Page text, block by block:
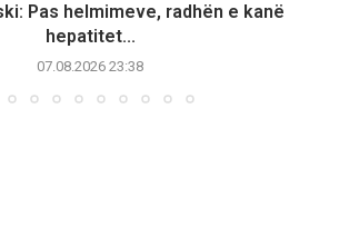
Pas helmimeve, radhën e kanë
hepatitet...
07.08.2026 23:38